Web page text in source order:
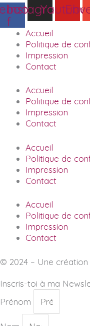
f
Instagram
Youtube
Accueil
Politique de
Impression
Contact
Accueil
Politique de
Impression
Contact
Accueil
Politique de
Impression
Contact
Accueil
Politique de
Impression
Contact
© 2024 – Une
Inscris-toi à ma
Prénom